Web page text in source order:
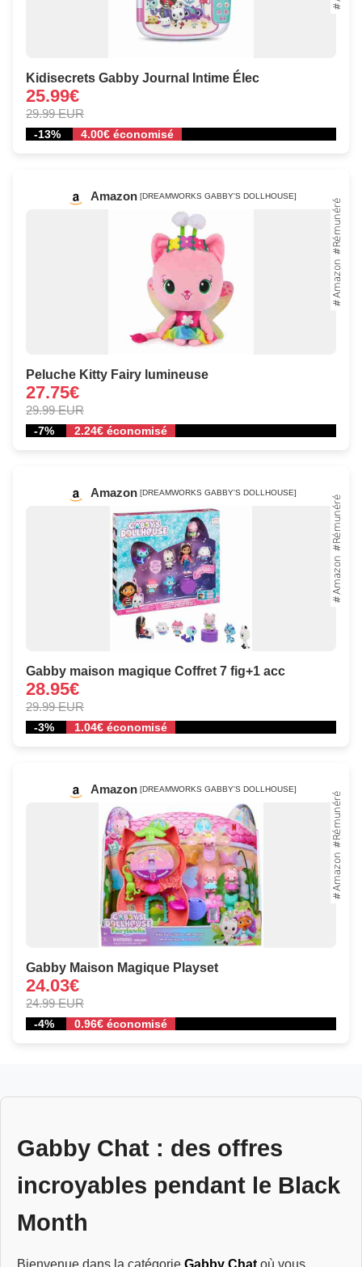
Kidisecrets Gabby Journal Intime Élec
25.99€
29.99 EUR
-13% 4.00€ économisé
Amazon [DREAMWORKS GABBY'S DOLLHOUSE]
Peluche Kitty Fairy lumineuse
27.75€
29.99 EUR
-7% 2.24€ économisé
Amazon [DREAMWORKS GABBY'S DOLLHOUSE]
Gabby maison magique Coffret 7 fig+1 acc
28.95€
29.99 EUR
-3% 1.04€ économisé
Amazon [DREAMWORKS GABBY'S DOLLHOUSE]
Gabby Maison Magique Playset
24.03€
24.99 EUR
-4% 0.96€ économisé
Gabby Chat : des offres
incroyables pendant le Black
Month